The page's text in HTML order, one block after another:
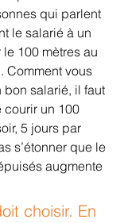
qui parlent
le salarié à un
100 mètres au
Comment vous
bon salarié, il faut
courir un 100
5 jours par
s’étonner que le
augmente
choisir. En